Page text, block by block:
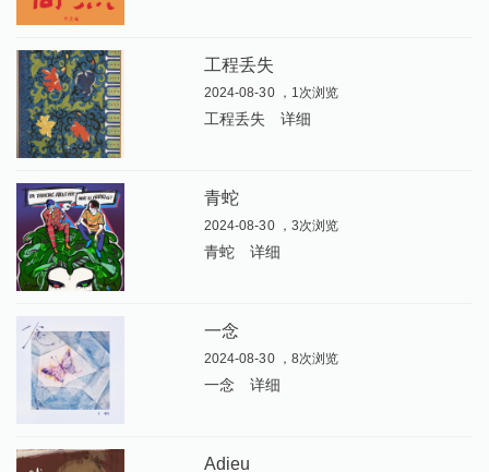
工程丢失
2024-08-30 ，1次浏览
工程丢失 详细
青蛇
2024-08-30 ，3次浏览
青蛇 详细
一念
2024-08-30 ，8次浏览
一念 详细
Adieu